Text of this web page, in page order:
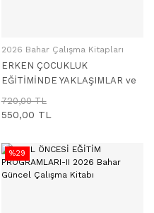
SEPETE EKLE
2026 Bahar Çalışma Kitapları
ERKEN ÇOCUKLUK
EĞİTİMİNDE YAKLAŞIMLAR ve
PROGRAMLAR 2026 Bahar
Güncel Çalışma Kitabı
720,00 TL
550,00 TL
%29